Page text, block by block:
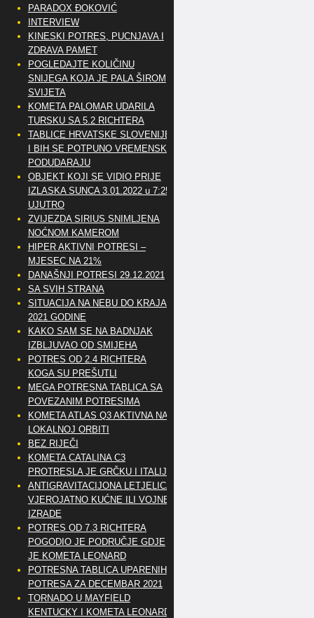
PARADOX ĐOKOVIĆ
INTERVIEW
KINESKI POTRES, PUCNJAVA I
ZDRAVA PAMET
POGLEDAJTE KOLIČINU
SNIJEGA KOJA JE PALA ŠIROM
SVIJETA
KOMETA PALOMAR UDARILA
TURSKU SA 5.2 RICHTERA
TABLICE HRVATSKE SLOVENIJE
I BIH SE POTPUNO VREMENSKI
PODUDARAJU
OBJEKT KOJI SE VIDIO PRIJE
IZLASKA SUNCA 3.01.2022 u 7:25
UJUTRO
ZVIJEZDA SIRIUS SNIMLJENA
NOĆNOM KAMEROM
HIPER AKTIVNI POTRESI –
MJESEC NA 21%
DANAŠNJI POTRESI 29.12.2021
SA SVIH STRANA
SITUACIJA NA NEBU DO KRAJA
2021 GODINE
KAKO SAM SE NA BADNJAK
IZBLJUVAO OD SMIJEHA
POTRES OD 2.4 RICHTERA
KOGA SU PREŠUTLI
MEGA POTRESNA TABLICA SA
POVEZANIM POTRESIMA
KOMETA ATLAS Q3 AKTIVNA NA
LOKALNOJ ORBITI
BEZ RIJEČI
KOMETA CATALINA C3
PROTRESLA JE GRČKU I ITALIJU
ANTIGRAVITACIJONA LETJELICA
VJEROJATNO KUĆNE ILI VOJNE
IZRADE
POTRES OD 7.3 RICHTERA
POGODIO JE PODRUČJE GDJE
JE KOMETA LEONARD
POTRESNA TABLICA UPARENIH
POTRESA ZA DECEMBAR 2021
TORNADO U MAYFIELD
KENTUCKY I KOMETA LEONARD